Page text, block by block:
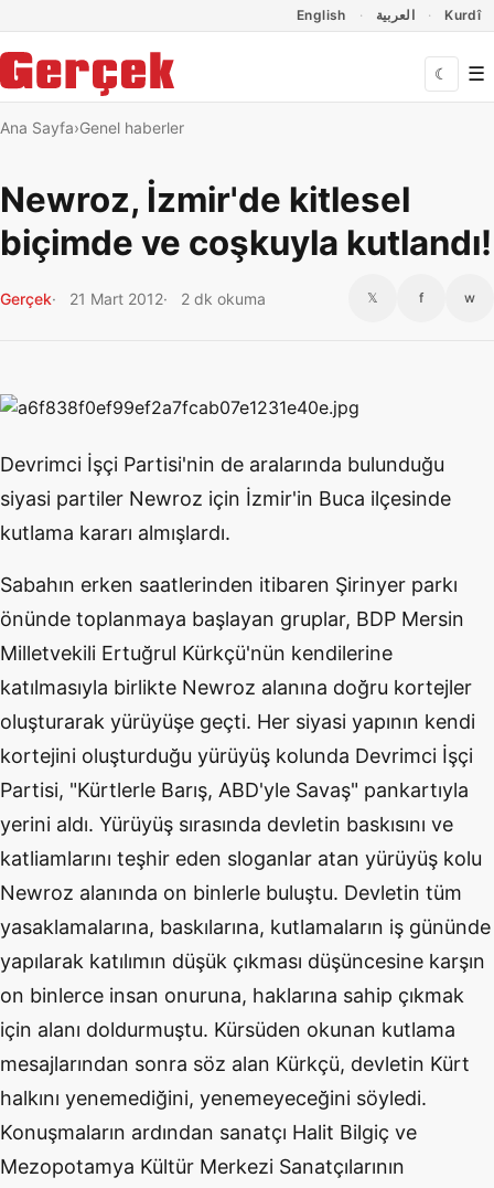
English العربية Kurdî
☾ ☰
Ana Sayfa Genel haberler
Newroz, İzmir'de kitlesel
biçimde ve coşkuyla kutlandı!
Gerçek 21 Mart 2012 2 dk okuma 𝕏 f w
Devrimci İşçi Partisi'nin de aralarında bulunduğu
siyasi partiler Newroz için İzmir'in Buca ilçesinde
kutlama kararı almışlardı.
Sabahın erken saatlerinden itibaren Şirinyer parkı
önünde toplanmaya başlayan gruplar, BDP Mersin
Milletvekili Ertuğrul Kürkçü'nün kendilerine
katılmasıyla birlikte Newroz alanına doğru kortejler
oluşturarak yürüyüşe geçti. Her siyasi yapının kendi
kortejini oluşturduğu yürüyüş kolunda Devrimci İşçi
Partisi, "Kürtlerle Barış, ABD'yle Savaş" pankartıyla
yerini aldı. Yürüyüş sırasında devletin baskısını ve
katliamlarını teşhir eden sloganlar atan yürüyüş kolu
Newroz alanında on binlerle buluştu. Devletin tüm
yasaklamalarına, baskılarına, kutlamaların iş gününde
yapılarak katılımın düşük çıkması düşüncesine karşın
on binlerce insan onuruna, haklarına sahip çıkmak
için alanı doldurmuştu. Kürsüden okunan kutlama
mesajlarından sonra söz alan Kürkçü, devletin Kürt
halkını yenemediğini, yenemeyeceğini söyledi.
Konuşmaların ardından sanatçı Halit Bilgiç ve
Mezopotamya Kültür Merkezi Sanatçılarının